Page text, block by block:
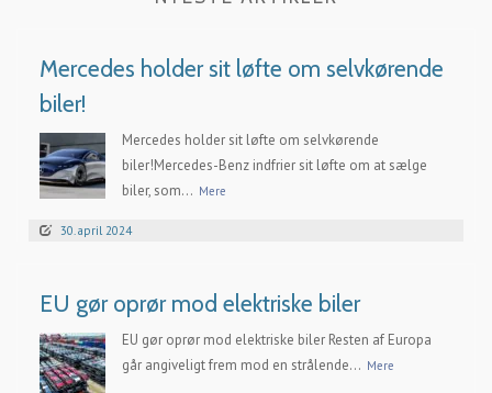
Mercedes holder sit løfte om selvkørende
biler!
Mercedes holder sit løfte om selvkørende
biler!Mercedes-Benz indfrier sit løfte om at sælge
biler, som... Mere
30. april 2024
EU gør oprør mod elektriske biler
EU gør oprør mod elektriske biler Resten af Europa
går angiveligt frem mod en strålende... Mere